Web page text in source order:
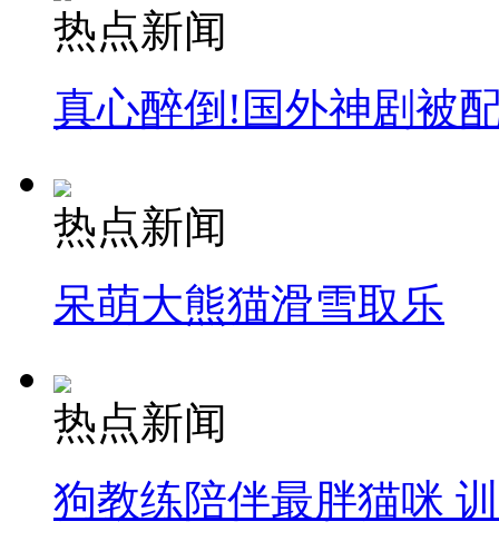
热点新闻
真心醉倒!国外神剧被
热点新闻
呆萌大熊猫滑雪取乐
热点新闻
狗教练陪伴最胖猫咪